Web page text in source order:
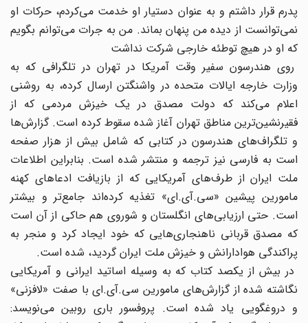
پدرم قرار داشتم و به عنوان دستیار او خدمت می‌کردم‌، حرکات او
نمی‌توانست از دیده من پنهان بماند. من به جرات می‌توانم بگویم
که او در هیچ توطئه خارجی شرکت نداشت
روی هندرسون سفیر وقت آمریکا در تهران در تلگرافی که به
وزارت خارجه ایالات متحده در واشنگتن ارسال کرده‌، به روشنی
اعلام می‌کند که دولت مصدق در یک خیزش مردمی که از
فقیرنشین‌ترین مناطق تهران آغاز شده سقوط کرده است. گزارش‌ها
و تلگراف‌های هندرسون در کتابی که شامل بیش از هزار صفحه
است به فارسی نیز ترجمه و منتشر شده است. بنابراین اطلاعات
ملت ایران از طرف‌های آمریکایی که از بازیافت ادعاهای کهنه
مامورین پیشین «سی.آی.‌ای» تغذیه کرده‌اند جامع‌تر و بیشتر
است. حتی ارزیابی‌های انگلستان و شوروی هم حاکی از آن است
که مصدق قربانی ناهنجاری‌هایی که خود ایجاد کرد و منجر به
پراکندگی هوادارانش و خیزش ملت ایران گردید‌، شده است.
در بیش از یکصد کتاب که به وسیله اساتید ایرانی و آمریکایی
نگاشته شده از گزارش‌های مامورین سی.آی.‌ای با صفت «لافزنی»
و دروغگویی یاد شده است. پروفسور باری روبین می‌نویسد: